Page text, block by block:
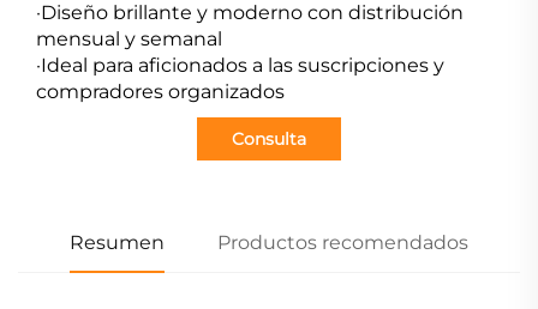
·Diseño brillante y moderno con distribución
mensual y semanal
·Ideal para aficionados a las suscripciones y
compradores organizados
Consulta
Resumen Productos recomendados